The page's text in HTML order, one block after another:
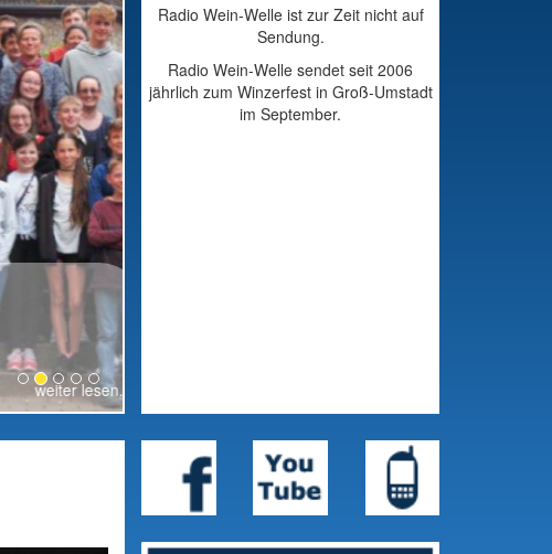
Radio Wein-Welle ist zur Zeit nicht auf
Sendung.
Radio Wein-Welle sendet seit 2006
jährlich zum Winzerfest in Groß-Umstadt
im September.